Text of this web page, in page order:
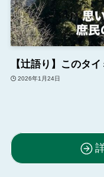
【辻語り】このタ
2026年1月24日